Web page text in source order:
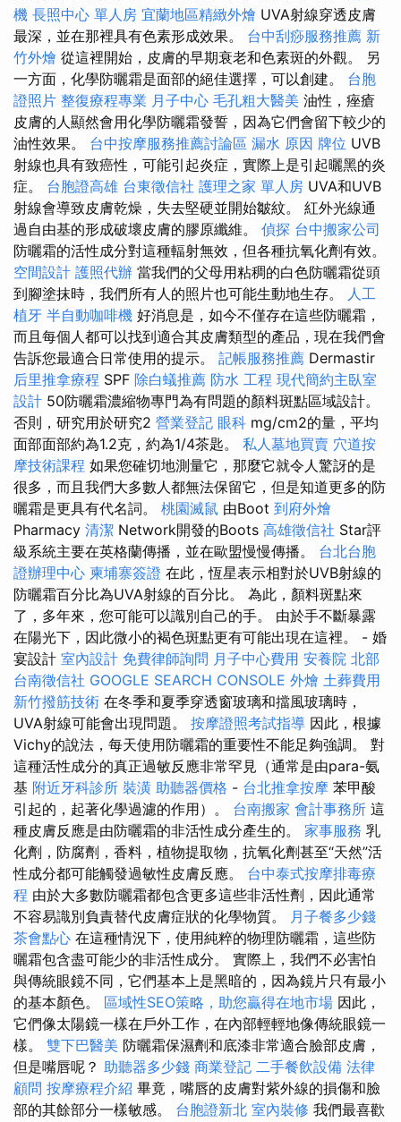
機 長照中心 單人房 宜蘭地區精緻外燴 UVA射線穿透皮膚
最深，並在那裡具有色素形成效果。 台中刮痧服務推薦 新
竹外燴 從這裡開始，皮膚的早期衰老和色素斑的外觀。 另
一方面，化學防曬霜是面部的絕佳選擇，可以創建。 台胞
證照片 整復療程專業 月子中心 毛孔粗大醫美 油性，痤瘡
皮膚的人顯然會用化學防曬霜發誓，因為它們會留下較少的
油性效果。 台中按摩服務推薦討論區 漏水 原因 牌位 UVB
射線也具有致癌性，可能引起炎症，實際上是引起曬黑的炎
症。 台胞證高雄 台東徵信社 護理之家 單人房 UVA和UVB
射線會導致皮膚乾燥，失去堅硬並開始皺紋。 紅外光線通
過自由基的形成破壞皮膚的膠原纖維。 偵探 台中搬家公司
防曬霜的活性成分對這種輻射無效，但各種抗氧化劑有效。
空間設計 護照代辦 當我們的父母用粘稠的白色防曬霜從頭
到腳塗抹時，我們所有人的照片也可能生動地生存。 人工
植牙 半自動咖啡機 好消息是，如今不僅存在這些防曬霜，
而且每個人都可以找到適合其皮膚類型的產品，現在我們會
告訴您最適合日常使用的提示。 記帳服務推薦 Dermastir
后里推拿療程 SPF 除白蟻推薦 防水 工程 現代簡約主臥室
設計 50防曬霜濃縮物專門為有問題的顏料斑點區域設計。
否則，研究用於研究2 營業登記 眼科 mg/cm2的量，平均
面部面部約為1.2克，約為1/4茶匙。 私人墓地買賣 穴道按
摩技術課程 如果您確切地測量它，那麼它就令人驚訝的是
很多，而且我們大多數人都無法保留它，但是知道更多的防
曬霜是更具有代名詞。 桃園滅鼠 由Boot 到府外燴
Pharmacy 清潔 Network開發的Boots 高雄徵信社 Star評
級系統主要在英格蘭傳播，並在歐盟慢慢傳播。 台北台胞
證辦理中心 柬埔寨簽證 在此，恆星表示相對於UVB射線的
防曬霜百分比為UVA射線的百分比。 為此，顏料斑點來
了，多年來，您可能可以識別自己的手。 由於手不斷暴露
在陽光下，因此微小的褐色斑點更有可能出現在這裡。 - 婚
宴設計 室內設計 免費律師詢問 月子中心費用 安養院 北部
台南徵信社 GOOGLE SEARCH CONSOLE 外燴 土葬費用
新竹撥筋技術 在冬季和夏季穿透窗玻璃和擋風玻璃時，
UVA射線可能會出現問題。 按摩證照考試指導 因此，根據
Vichy的說法，每天使用防曬霜的重要性不能足夠強調。 對
這種活性成分的真正過敏反應非常罕見（通常是由para-氨
基 附近牙科診所 裝潢 助聽器價格 - 台北推拿按摩 苯甲酸
引起的，起著化學過濾的作用）。 台南搬家 會計事務所 這
種皮膚反應是由防曬霜的非活性成分產生的。 家事服務 乳
化劑，防腐劑，香料，植物提取物，抗氧化劑甚至“天然”活
性成分都可能觸發過敏性皮膚反應。 台中泰式按摩排毒療
程 由於大多數防曬霜都包含更多這些非活性劑，因此通常
不容易識別負責替代皮膚症狀的化學物質。 月子餐多少錢
茶會點心 在這種情況下，使用純粹的物理防曬霜，這些防
曬霜包含盡可能少的非活性成分。 實際上，我們不必害怕
與傳統眼鏡不同，它們基本上是黑暗的，因為鏡片只有最小
的基本顏色。 區域性SEO策略，助您贏得在地市場 因此，
它們像太陽鏡一樣在戶外工作，在內部輕輕地像傳統眼鏡一
樣。 雙下巴醫美 防曬霜保濕劑和底漆非常適合臉部皮膚，
但是嘴唇呢？ 助聽器多少錢 商業登記 二手餐飲設備 法律
顧問 按摩療程介紹 畢竟，嘴唇的皮膚對紫外線的損傷和臉
部的其餘部分一樣敏感。 台胞證新北 室內裝修 我們最喜歡